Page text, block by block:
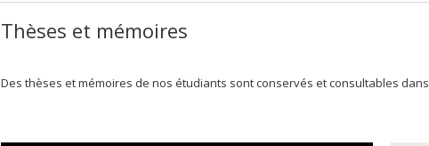
Thèses et mémoires
Des thèses et mémoires de nos étudiants sont conservés et consultables dans